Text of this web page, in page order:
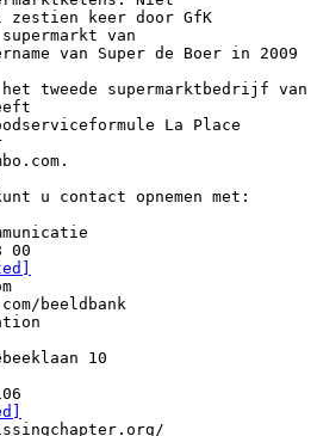
keer door GfK
van
van Super de Boer in 2009
tweede supermarktbedrijf van
La Place
u contact opnemen met:
00
beeldbank
10